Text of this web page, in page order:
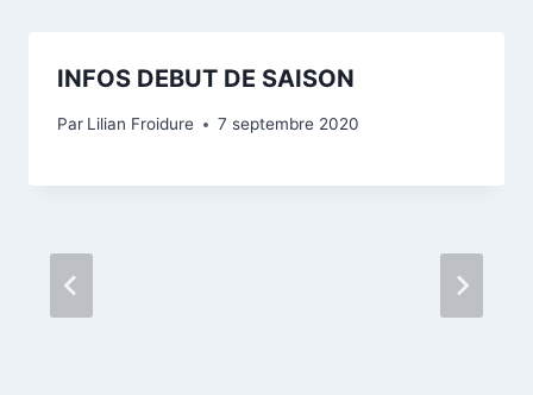
INFOS DEBUT DE SAISON
Par Lilian Froidure 7 septembre 2020